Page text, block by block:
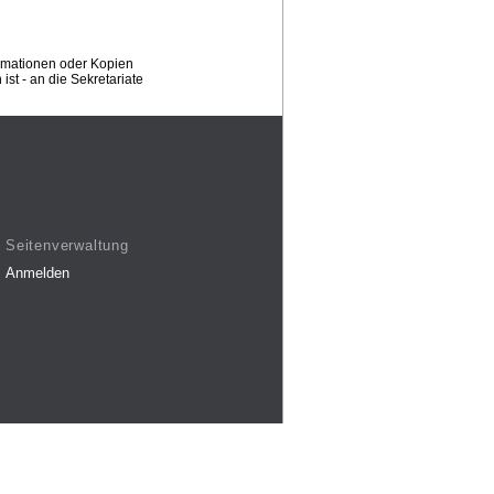
oder Kopien
- an die Sekretariate
Seitenverwaltung
Anmelden